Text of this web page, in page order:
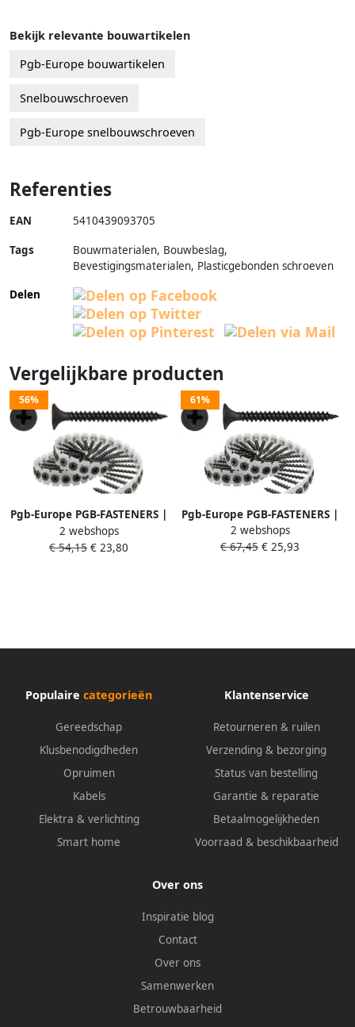
Bekijk relevante bouwartikelen
Pgb-Europe bouwartikelen
Snelbouwschroeven
Pgb-Europe snelbouwschroeven
Referenties
EAN 5410439093705
Tags
Bouwmaterialen, Bouwbeslag,
Bevestigingsmaterialen, Plasticgebonden schroeven
Delen
Vergelijkbare producten
56%
Pgb-Europe PGB-FASTENERS |
Snelbouwschr. "S" op band 3
5x45 gefosf. | 1000 st
2 webshops
€ 54,15 € 23,80
61%
Pgb-Europe PGB-FASTENERS |
Snelbouwschr. "S" op band 3
5x55 gefosf. | 1000 st
2 webshops
€ 67,45 € 25,93
Populaire categorieën
Gereedschap
Klusbenodigdheden
Opruimen
Kabels
Elektra & verlichting
Smart home
Klantenservice
Retourneren & ruilen
Verzending & bezorging
Status van bestelling
Garantie & reparatie
Betaalmogelijkheden
Voorraad & beschikbaarheid
Over ons
Inspiratie blog
Contact
Over ons
Samenwerken
Betrouwbaarheid